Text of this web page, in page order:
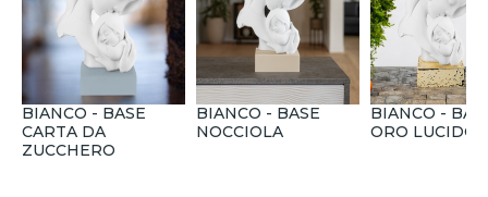
BIANCO - BASE
CARTA DA
ZUCCHERO
BIANCO - BASE
NOCCIOLA
BIANCO -
ORO LUCIDO